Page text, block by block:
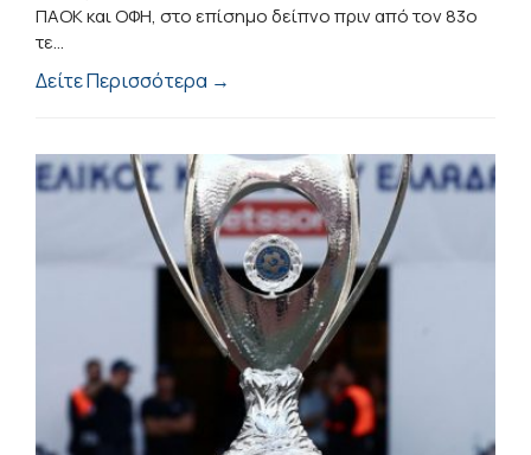
ΠΑΟΚ και ΟΦΗ, στο επίσημο δείπνο πριν από τον 83ο
τε...
Δείτε Περισσότερα →